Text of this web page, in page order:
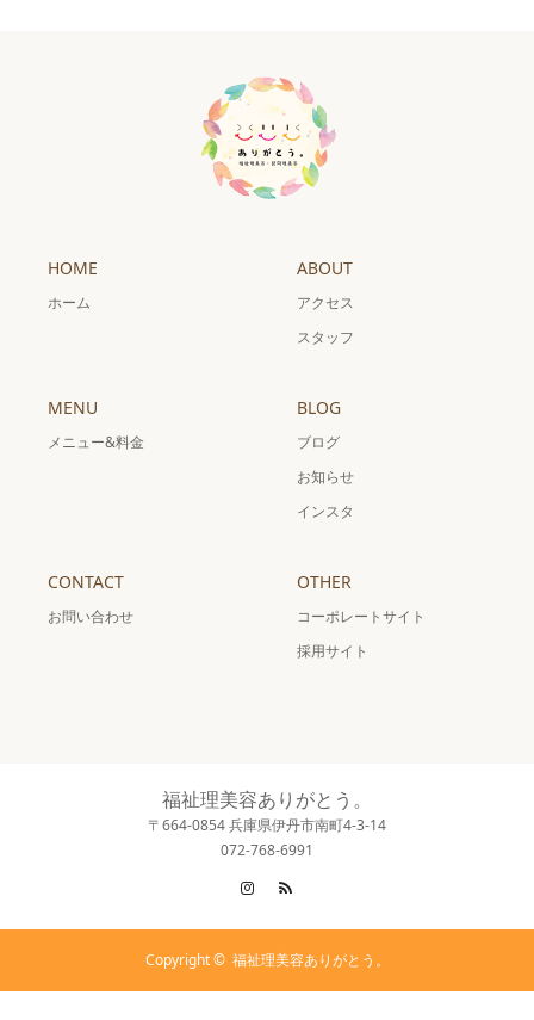
HOME
ホーム
ABOUT
アクセス
スタッフ
MENU
メニュー&料金
BLOG
ブログ
お知らせ
インスタ
CONTACT
お問い合わせ
OTHER
コーポレートサイト
採用サイト
福祉理美容ありがとう。
〒664-0854 兵庫県伊丹市南町4-3-14
072-768-6991
Instagram
Copyright © 福祉理美容ありがとう。